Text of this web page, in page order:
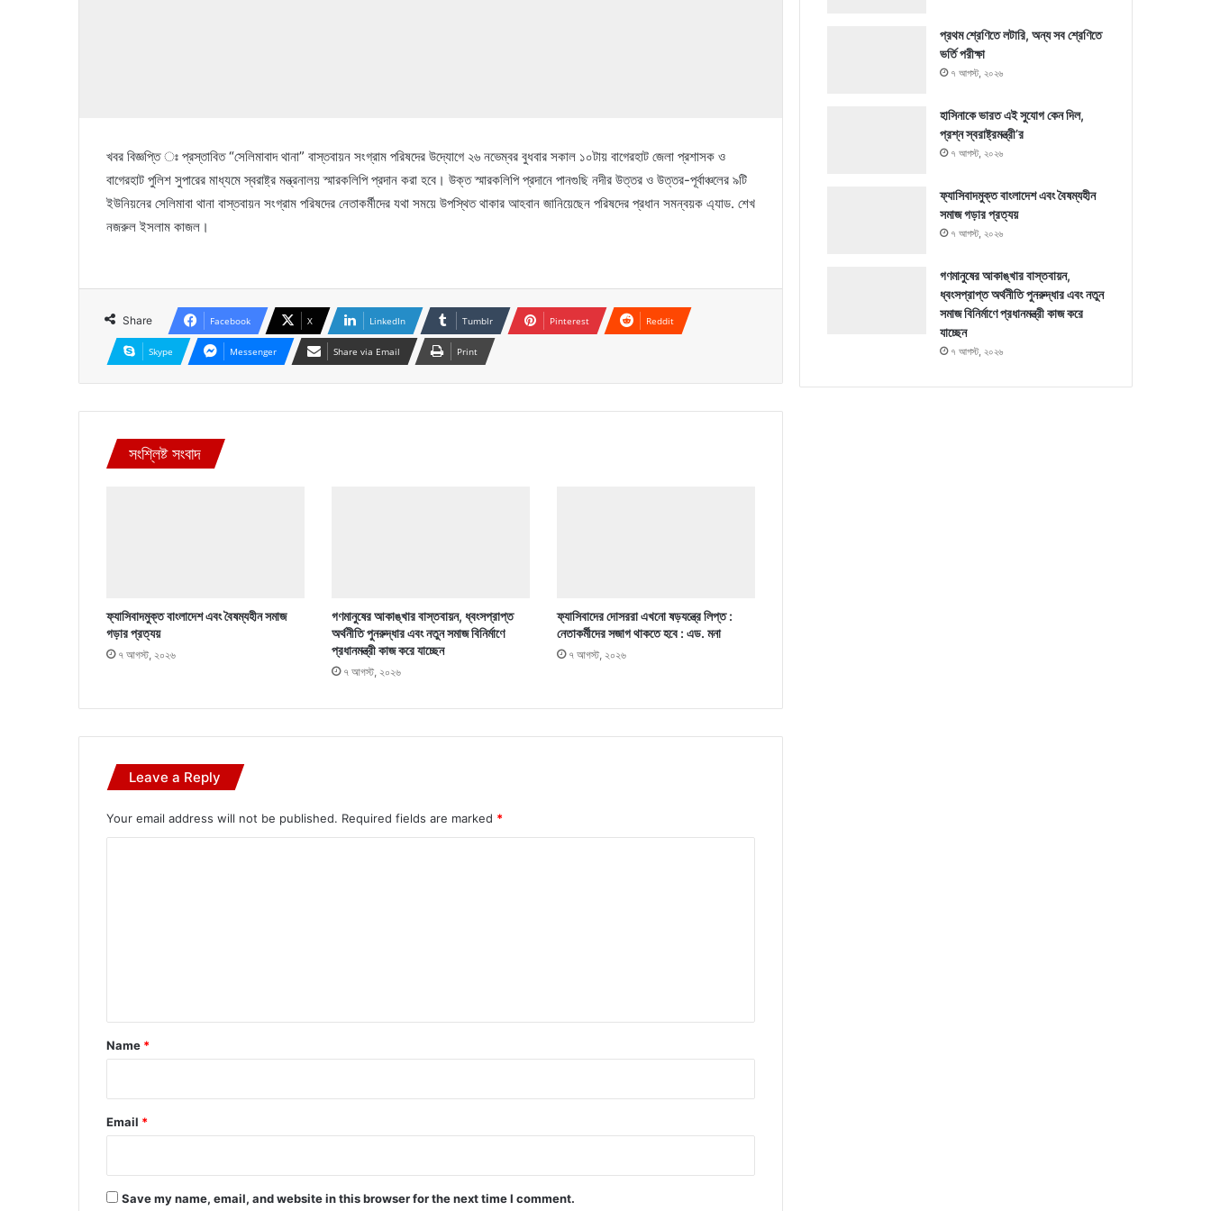
খবর বিজ্ঞপ্তি ঃ প্রস্তাবিত “সেলিমাবাদ থানা” বাস্তবায়ন সংগ্রাম পরিষদের উদ্যোগে ২৬ নভেম্বর বুধবার সকাল ১০টায় বাগেরহাট জেলা প্রশাসক ও
বাগেরহাট পুলিশ সুপারের মাধ্যমে স্বরাষ্ট্র মন্ত্রনালয় স্মারকলিপি প্রদান করা হবে। উক্ত স্মারকলিপি প্রদানে পানগুছি নদীর উত্তর ও উত্তর-পূর্বাঞ্চলের ৯টি
ইউনিয়নের সেলিমাবা থানা বাস্তবায়ন সংগ্রাম পরিষদের নেতাকর্মীদের যথা সময়ে উপস্থিত থাকার আহবান জানিয়েছেন পরিষদের প্রধান সমন্বয়ক এ্যাড. শেখ
নজরুল ইসলাম কাজল।
Share Facebook X LinkedIn Tumblr Pinterest Reddit
Skype Messenger Share via Email Print
সংশ্লিষ্ট সংবাদ
ফ্যাসিবাদমুক্ত বাংলাদেশ এবং বৈষম্যহীন সমাজ
গড়ার প্রত্যয়
৭ আগস্ট, ২০২৬
গণমানুষের আকাঙ্খার বাস্তবায়ন, ধ্বংসপ্রাপ্ত
অর্থনীতি পুনরুদ্ধার এবং নতুন সমাজ বিনির্মাণে
প্রধানমন্ত্রী কাজ করে যাচ্ছেন
৭ আগস্ট, ২০২৬
ফ্যাসিবাদের দোসররা এখনো ষড়যন্ত্রে লিপ্ত :
নেতাকর্মীদের সজাগ থাকতে হবে : এড. মনা
৭ আগস্ট, ২০২৬
Leave a Reply
Your email address will not be published. Required fields are marked *
*
Name *
Email *
Save my name, email, and website in this browser for the next time I comment.
প্রথম শ্রেণিতে লটারি, অন্য সব শ্রেণিতে
ভর্তি পরীক্ষা
৭ আগস্ট, ২০২৬
হাসিনাকে ভারত এই সুযোগ কেন দিল,
প্রশ্ন স্বরাষ্ট্রমন্ত্রী’র
৭ আগস্ট, ২০২৬
ফ্যাসিবাদমুক্ত বাংলাদেশ এবং বৈষম্যহীন
সমাজ গড়ার প্রত্যয়
৭ আগস্ট, ২০২৬
গণমানুষের আকাঙ্খার বাস্তবায়ন,
ধ্বংসপ্রাপ্ত অর্থনীতি পুনরুদ্ধার এবং নতুন
সমাজ বিনির্মাণে প্রধানমন্ত্রী কাজ করে
যাচ্ছেন
৭ আগস্ট, ২০২৬